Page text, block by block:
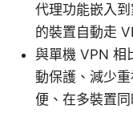
代理功能嵌入
的裝置自動走
與單機 VPN 相
動保護、減少
便、在多裝置